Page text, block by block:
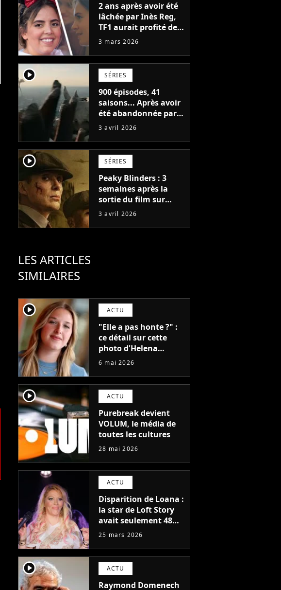
2 ans après avoir été
lâchée par Inès Reg,
TF1 aurait profité de
son nouveau téléfilm
comédienne
3 mars 2026
player2 SÉRIES
900 épisodes, 41
saisons... Après avoir
été abandonnée par
Disney, cette série de
récupérée par HBO ?
3 avril 2026
player2 SÉRIES
Peaky Blinders : 3
semaines après la
sortie du film sur
Netflix, la suite située
dévoile déjà (et il y a
3 avril 2026
LES ARTICLES
SIMILAIRES
player2 ACTU
"Elle a pas honte ?" :
ce détail sur cette
photo d'Helena
partagée par Pierre
moqueries injustes
6 mai 2026
player2 ACTU
Purebreak devient
VOLUM, le média de
toutes les cultures
28 mai 2026
ACTU
Disparition de Loana :
la star de Loft Story
avait seulement 48
ans
25 mars 2026
player2 ACTU
Raymond Domenech